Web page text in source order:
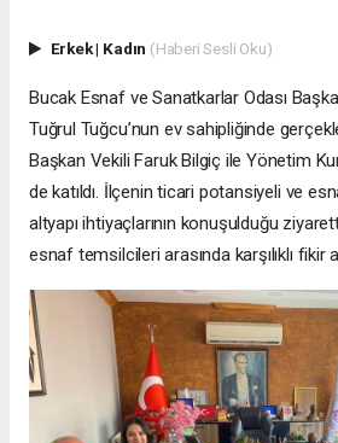
Erkek| Kadın (Haberi Sesli Oku)
Bucak Esnaf ve Sanatkarlar Odası
Tuğrul Tuğcu’nun ev sahipliğinde
Başkan Vekili Faruk Bilgiç ile Yönetim
de katıldı. İlçenin ticari potansiyeli ve
altyapı ihtiyaçlarının konuşulduğu
esnaf temsilcileri arasında karşılıklı fikir